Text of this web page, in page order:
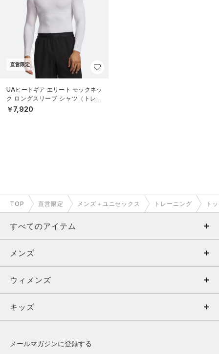
直営限定
UAヒートギア エリート モックネッ
ク ロングスリーブ シャツ（トレー
ニング/MEN）
￥7,920
TOP 直営限定 メンズ＋ユニセックス トレーニング ト
すべてのアイテム
メンズ
ウィメンズ
キッズ
メンズ
トップス
ボトムス
ウィメンズ
トップス
キッズ
メールマガジンに登録する